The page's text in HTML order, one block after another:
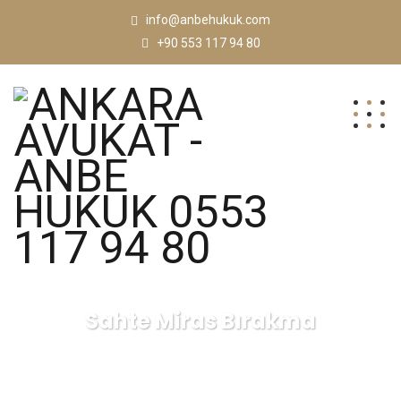
info@anbehukuk.com
+90 553 117 94 80
Sahte Miras Bırakma